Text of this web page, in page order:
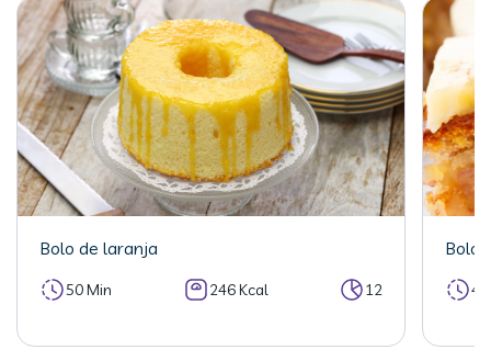
Bolo de laranja
50 Min 246 Kcal 12
Bolo